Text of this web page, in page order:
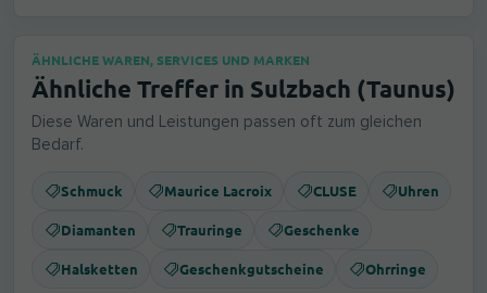
ÄHNLICHE WAREN, SERVICES UND MARKEN
Ähnliche Treffer in Sulzbach (Taunus)
Diese Waren und Leistungen passen oft zum gleichen
Bedarf.
Schmuck Maurice Lacroix CLUSE Uhren
Diamanten Trauringe Geschenke
Halsketten Geschenkgutscheine Ohrringe